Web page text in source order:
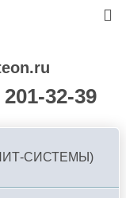
32-39
СИСТЕМЫ)